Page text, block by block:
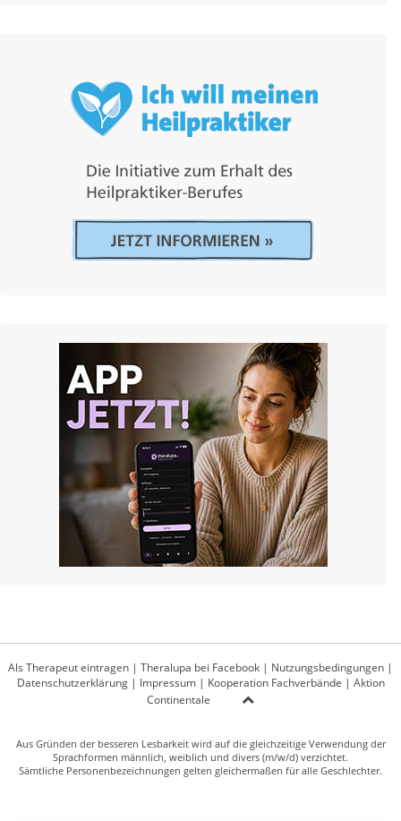
Als Therapeut eintragen | Theralupa bei Facebook | Nutzungsbedingungen |
Datenschutzerklärung| Impressum| Kooperation Fachverbände | Aktion
Continentale
Aus Gründen der besseren Lesbarkeit wird auf die gleichzeitige Verwendung der
Sprachformen männlich, weiblich und divers (m/w/d) verzichtet.
Sämtliche Personenbezeichnungen gelten gleichermaßen für alle Geschlechter.